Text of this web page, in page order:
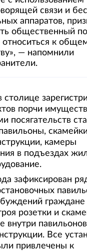
связи и
аппаратов,
общественный
к
— напомнили
столице
порчи
посягательств
камеры
в подъездах
зафиксирован
розетки и
внутри
Все
привлечены к